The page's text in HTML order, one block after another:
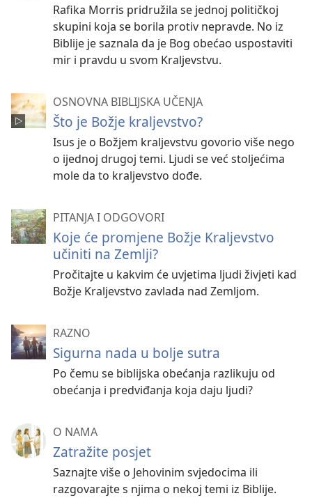
Rafika Morris pridružila se jednoj političkoj
skupini koja se borila protiv nepravde. No iz
Biblije je saznala da je Bog obećao uspostaviti
mir i pravdu u svom Kraljevstvu.
OSNOVNA BIBLIJSKA UČENJA
Što je Božje kraljevstvo?
Isus je o Božjem kraljevstvu govorio više nego
o ijednoj drugoj temi. Ljudi se već stoljećima
mole da to kraljevstvo dođe.
PITANJA I ODGOVORI
Koje će promjene Božje Kraljevstvo
učiniti na Zemlji?
Pročitajte u kakvim će uvjetima ljudi živjeti kad
Božje Kraljevstvo zavlada nad Zemljom.
RAZNO
Sigurna nada u bolje sutra
Po čemu se biblijska obećanja razlikuju od
obećanja i predviđanja koja daju ljudi?
O NAMA
Zatražite posjet
Saznajte više o Jehovinim svjedocima ili
razgovarajte s njima o nekoj temi iz Biblije.